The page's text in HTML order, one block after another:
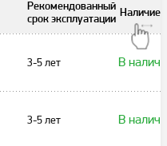
Рекомендованный
срок эксплуатации
Наличие
3-5 лет В
3-5 лет В